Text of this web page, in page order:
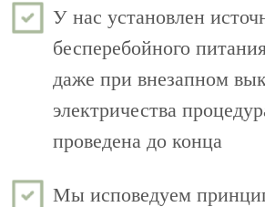
У нас установлен
бесперебойного
даже при внезапном
электричества
проведена до конца
Мы исповедуем